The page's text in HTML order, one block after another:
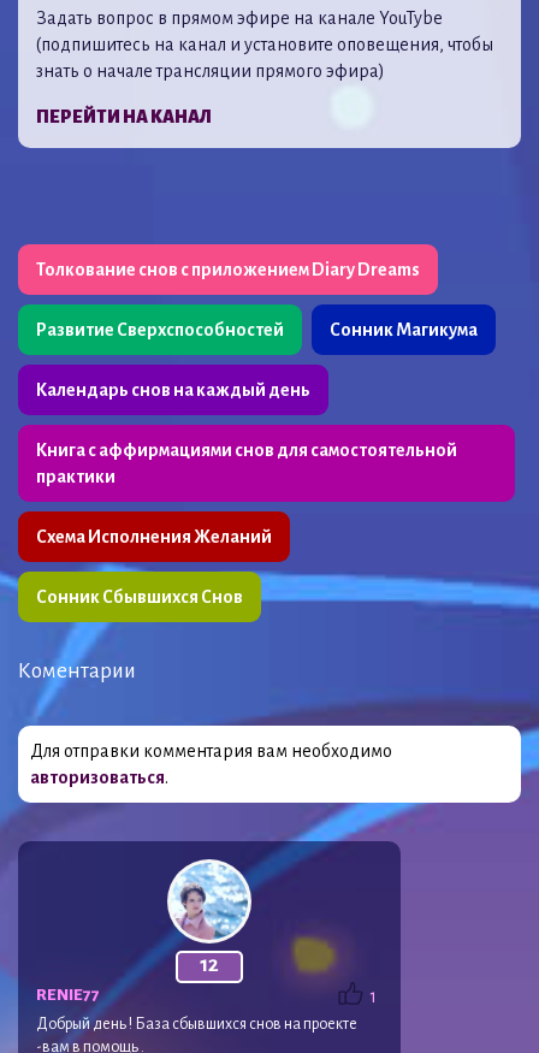
Задать вопрос в прямом эфире на канале YouTybe
(подпишитесь на канал и установите оповещения, чтобы
знать о начале трансляции прямого эфира)
ПЕРЕЙТИ НА КАНАЛ
Толкование снов с приложением Diary Dreams
Развитие Сверхспособностей Сонник Магикума
Календарь снов на каждый день
Книга с аффирмациями снов для самостоятельной
практики
Схема Исполнения Желаний
Сонник Сбывшихся Снов
Коментарии
Для отправки комментария вам необходимо
авторизоваться.
12
1
RENIE77
Добрый день ! База сбывшихся снов на проекте
-вам в помощь .